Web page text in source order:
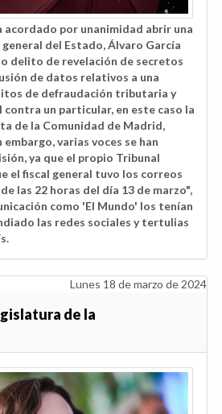
acordado por unanimidad abrir una
del Estado, Álvaro García
delito de revelación de secretos
de datos relativos a una
de defraudación tributaria y
un particular, en este caso la
de la Comunidad de Madrid,
embargo, varias voces se han
ya que el propio Tribunal
el fiscal general tuvo los correos
las 22 horas del día 13 de marzo",
como 'El Mundo' los tenían
las redes sociales y tertulias
Lunes 18 de marzo de 2024
de la